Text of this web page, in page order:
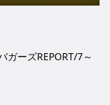
ガーズREPORT/7～